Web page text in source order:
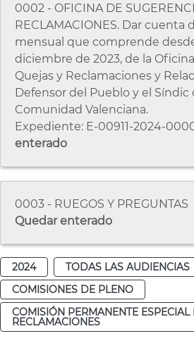
0002 - OFICINA DE
RECLAMACIONES. Dar cuenta
mensual que comprende desde
diciembre de 2023, de la
Quejas y Reclamaciones y
Defensor del Pueblo y el Síndic
Comunidad Valenciana.
Expediente: E-00911-2024-
enterado
0003 - RUEGOS Y PREGUNTAS
Quedar enterado
2024 TODAS LAS AUDIENCIAS
COMISIONES DE PLENO
COMISIÓN PERMANENTE ESPECIAL
RECLAMACIONES